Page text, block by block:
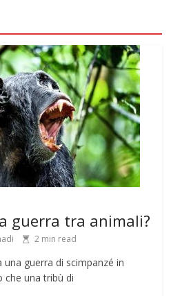
guerra tra animali?
2 min read
una guerra di scimpanzé in
che una tribù di